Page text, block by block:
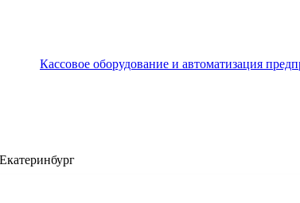
Кассовое оборудование и автоматизация
Екатеринбург